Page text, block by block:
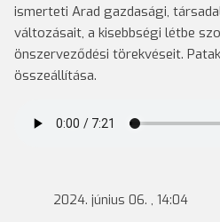
ismerteti Arad gazdasági,
változásait, a kisebbségi létbe
önszerveződési törekvéseit.
összeállítása.
2024. június 06. , 14:04